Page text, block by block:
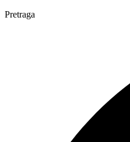
Pretraga